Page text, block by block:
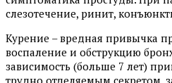
слезотечение, ринит,
Курение – вредная привычка
воспаление и обструкцию
зависимость (больше 7 лет)